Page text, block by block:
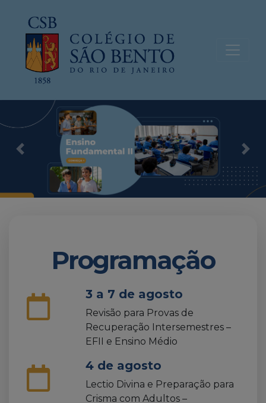
Previous
Programação
3 a 7 de agosto
Revisão para Provas de
Recuperação Intersemestres –
EFII e Ensino Médio
4 de agosto
Lectio Divina e Preparação para
Crisma com Adultos –